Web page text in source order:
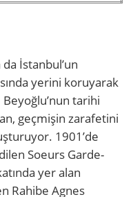
İstanbul’un
yerini koruyarak
Beyoğlu’nun tarihi
geçmişin zarafetini
1901’de
Soeurs Garde-
yer alan
Rahibe Agnes